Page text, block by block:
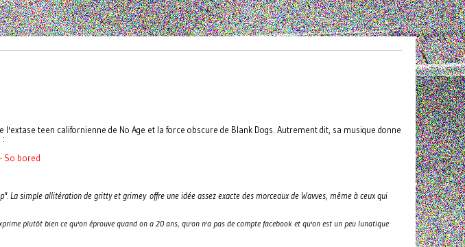
teen californienne de No Age et la force obscure de Blank Dogs. Autrement dit, sa musique donne
:
So bored
La simple allitération de gritty et grimey offre une idée assez exacte des morceaux de Wavves, même à ceux qui
plutôt bien ce qu'on éprouve quand on a 20 ans, qu'on n'a pas de compte facebook et qu'on est un peu lunatique